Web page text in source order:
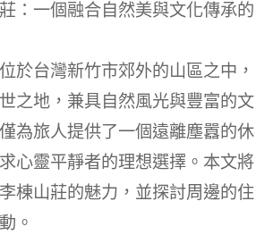
：一個融合自然美與文化傳承的
於台灣新竹市郊外的山區之中，
之地，兼具自然風光與豐富的文
為旅人提供了一個遠離塵囂的休
心靈平靜者的理想選擇。本文將
棟山莊的魅力，並探討周邊的住
。